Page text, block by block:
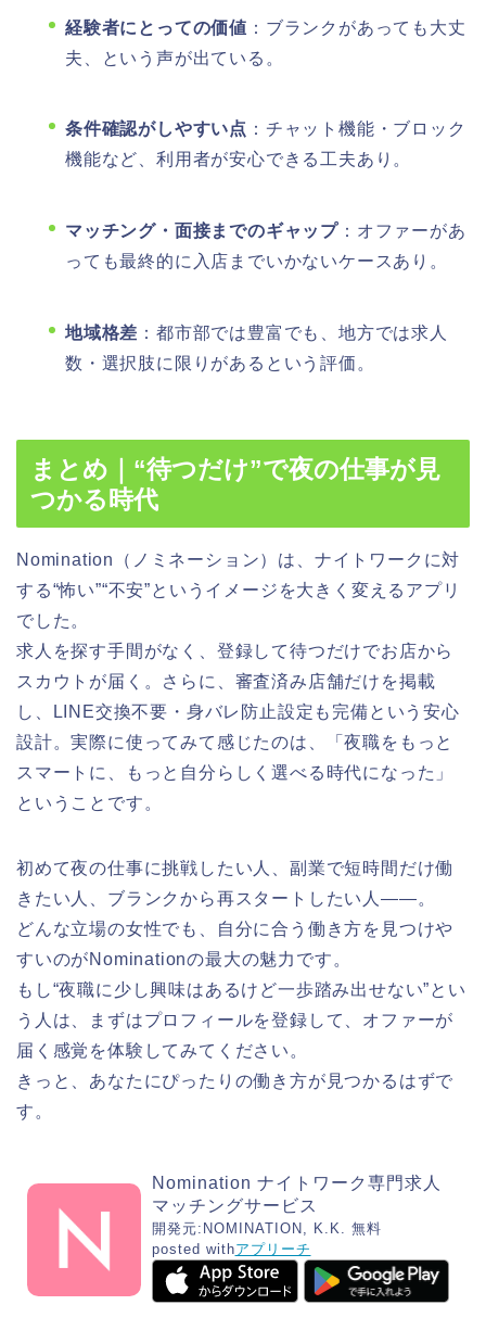
経験者にとっての価値 ：ブランクがあっても大丈
夫、という声が出ている。
条件確認がしやすい点 ：チャット機能・ブロック
機能など、利用者が安心できる工夫あり。
マッチング・面接までのギャップ ：オファーがあ
っても最終的に入店までいかないケースあり。
地域格差 ：都市部では豊富でも、地方では求人
数・選択肢に限りがあるという評価。
まとめ｜“待つだけ”で夜の仕事が見
つかる時代
Nomination（ノミネーション）は、ナイトワークに対
する“怖い”“不安”というイメージを大きく変えるアプリ
でした。
求人を探す手間がなく、登録して待つだけでお店から
スカウトが届く。さらに、審査済み店舗だけを掲載
し、LINE交換不要・身バレ防止設定も完備という安心
設計。実際に使ってみて感じたのは、「夜職をもっと
スマートに、もっと自分らしく選べる時代になった」
ということです。
初めて夜の仕事に挑戦したい人、副業で短時間だけ働
きたい人、ブランクから再スタートしたい人——。
どんな立場の女性でも、自分に合う働き方を見つけや
すいのがNominationの最大の魅力です。
もし“夜職に少し興味はあるけど一歩踏み出せない”とい
う人は、まずはプロフィールを登録して、オファーが
届く感覚を体験してみてください。
きっと、あなたにぴったりの働き方が見つかるはずで
す。
Nomination ナイトワーク専門求人
マッチングサービス
開発元: NOMINATION, K.K.
無料
posted withアプリーチ